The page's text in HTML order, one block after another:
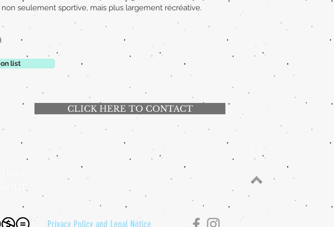
seulement sportive, mais plus largement récréative.
list
CLICK HERE TO CONTACT
Privacy Policy and Legal Notice